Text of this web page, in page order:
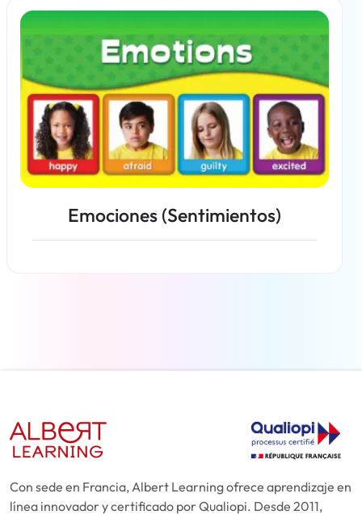
Más información
Emociones (Sentimientos)
Con sede en Francia, Albert Learning ofrece aprendizaje en
línea innovador y certificado por Qualiopi. Desde 2011,